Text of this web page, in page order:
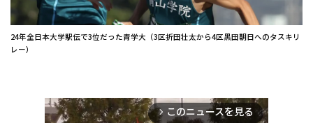
24年全日本大学駅伝で3位だった青学大（3区折田壮太から4区黒田朝日へのタスキリ
レー）
arrow_forward_ios このニュースを見る